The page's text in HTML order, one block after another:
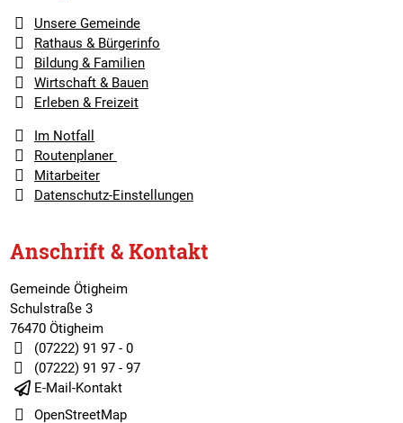
Unsere Gemeinde
Rathaus & Bürgerinfo
Bildung & Familien
Wirtschaft & Bauen
Erleben & Freizeit
Im Notfall
Routenplaner
Mitarbeiter
Datenschutz-Einstellungen
Anschrift & Kontakt
Gemeinde Ötigheim
Schulstraße 3
76470 Ötigheim
(07222) 91 97 - 0
(07222) 91 97 - 97
E-Mail-Kontakt
OpenStreetMap